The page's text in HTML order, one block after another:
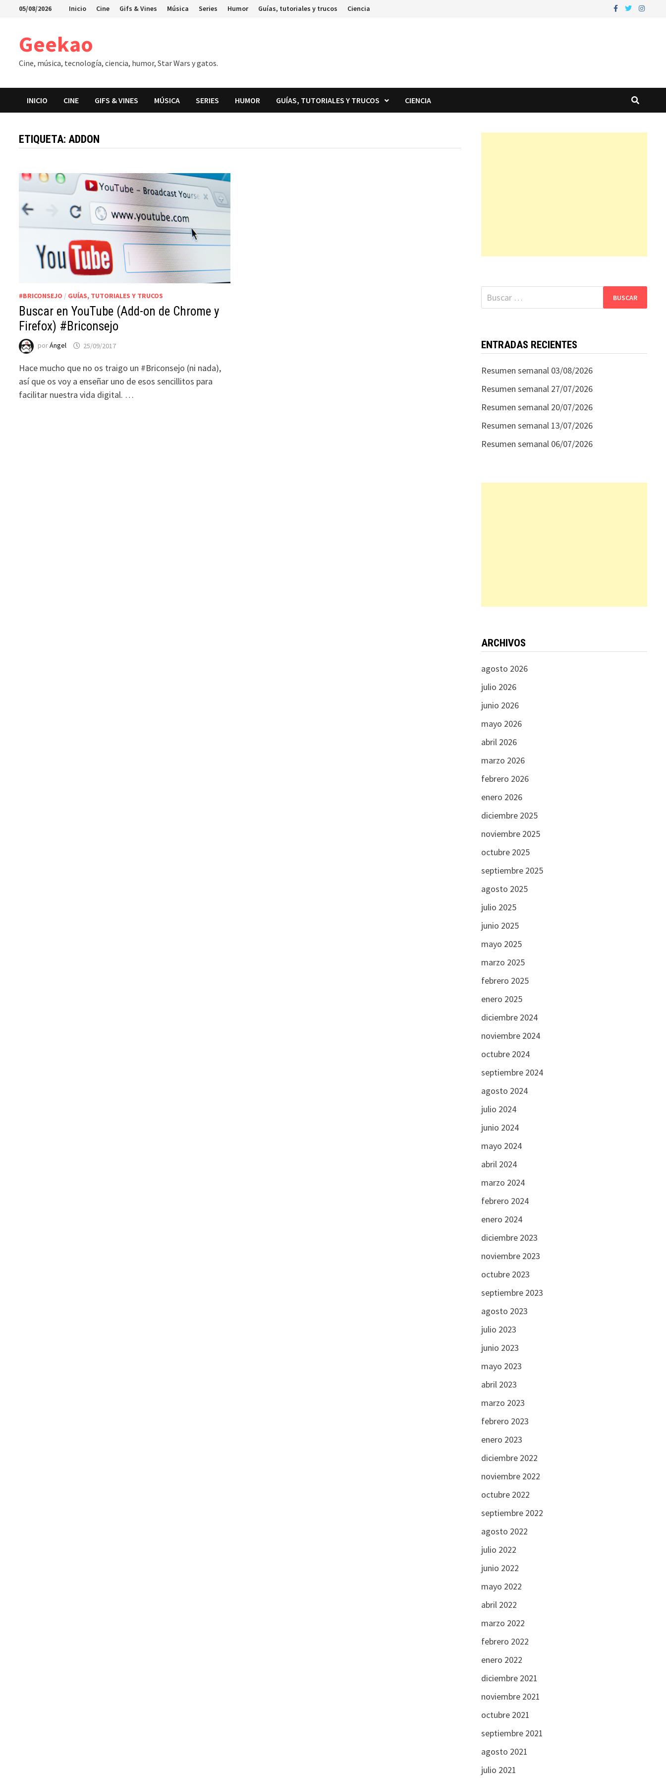
Saltar05/08/2026 Inicio Cine Gifs & Vines Música Series Humor Guías, tutoriales y trucos Ciencia
Geekao
Cine, música, tecnología, ciencia, humor, Star Wars y gatos.
INICIO CINE GIFS & VINES MÚSICA SERIES HUMOR GUÍAS, TUTORIALES Y TRUCOS CIENCIA
ETIQUETA:ADDON
#BRICONSEJO / GUÍAS, TUTORIALES Y TRUCOS
Buscar en YouTube (Add-on de Chrome y
Firefox) #Briconsejo
porÁngel 25/09/2017
Hace mucho que no os traigo un #Briconsejo (ni nada),
así que os voy a enseñar uno de esos sencillitos para
facilitar nuestra vida digital. …
Buscar:
ENTRADAS RECIENTES
Resumen semanal 03/08/2026
Resumen semanal 27/07/2026
Resumen semanal 20/07/2026
Resumen semanal 13/07/2026
Resumen semanal 06/07/2026
ARCHIVOS
agosto 2026
julio 2026
junio 2026
mayo 2026
abril 2026
marzo 2026
febrero 2026
enero 2026
diciembre 2025
noviembre 2025
octubre 2025
septiembre 2025
agosto 2025
julio 2025
junio 2025
mayo 2025
marzo 2025
febrero 2025
enero 2025
diciembre 2024
noviembre 2024
octubre 2024
septiembre 2024
agosto 2024
julio 2024
junio 2024
mayo 2024
abril 2024
marzo 2024
febrero 2024
enero 2024
diciembre 2023
noviembre 2023
octubre 2023
septiembre 2023
agosto 2023
julio 2023
junio 2023
mayo 2023
abril 2023
marzo 2023
febrero 2023
enero 2023
diciembre 2022
noviembre 2022
octubre 2022
septiembre 2022
agosto 2022
julio 2022
junio 2022
mayo 2022
abril 2022
marzo 2022
febrero 2022
enero 2022
diciembre 2021
noviembre 2021
octubre 2021
septiembre 2021
agosto 2021
julio 2021